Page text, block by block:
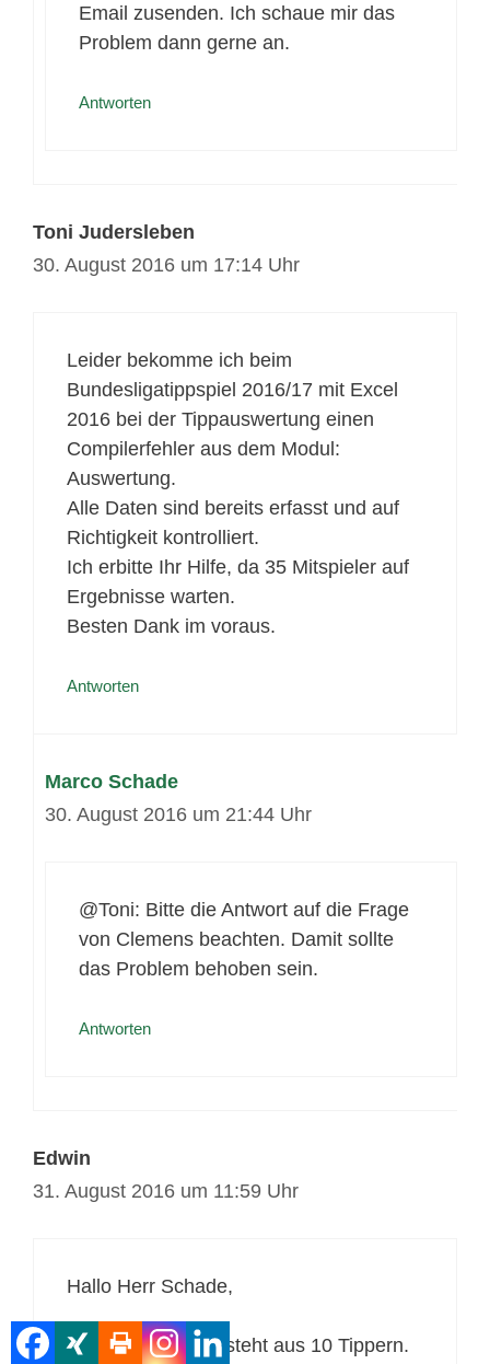
Email zusenden. Ich schaue mir das
Problem dann gerne an.
Antworten
Toni Judersleben
30. August 2016 um 17:14 Uhr
Leider bekomme ich beim
Bundesligatippspiel 2016/17 mit Excel
2016 bei der Tippauswertung einen
Compilerfehler aus dem Modul:
Auswertung.
Alle Daten sind bereits erfasst und auf
Richtigkeit kontrolliert.
Ich erbitte Ihr Hilfe, da 35 Mitspieler auf
Ergebnisse warten.
Besten Dank im voraus.
Antworten
Marco Schade
30. August 2016 um 21:44 Uhr
@Toni: Bitte die Antwort auf die Frage
von Clemens beachten. Damit sollte
das Problem behoben sein.
Antworten
Edwin
31. August 2016 um 11:59 Uhr
Hallo Herr Schade,
unsere Gruppe besteht aus 10 Tippern.